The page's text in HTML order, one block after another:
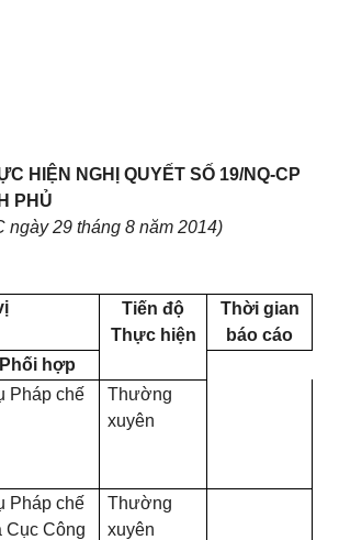
HIỆN NGHỊ QUYẾT SỐ 19/NQ-CP
PHỦ
ngày 29 tháng 8 năm 2014)
Tiến độ
Thực hiện
Thời gian
báo cáo
Phối hợp
Pháp chế
Thường
xuyên
Pháp chế
Cục Công
Thường
xuyên